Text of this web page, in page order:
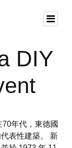
DIY
年代，東德國
表性建築。 新